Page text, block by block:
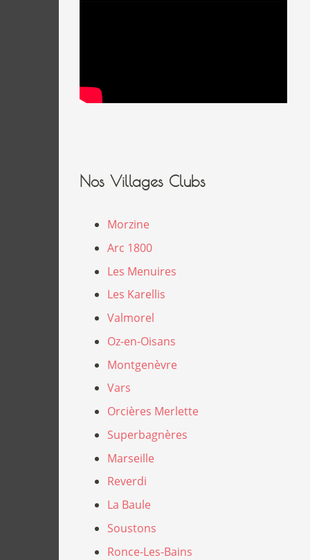
Nos Villages Clubs
Morzine
Arc 1800
Les Menuires
Les Karellis
Valmorel
Oz-en-Oisans
Montgenèvre
Vars
Orcières Merlette
Superbagnères
Marseille
Reverdi
La Baule
Soustons
Ronce-Les-Bains